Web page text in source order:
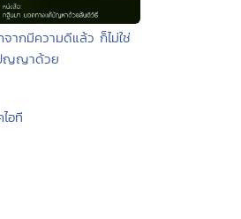
ากมีความดีแล้ว ก็ไม่ใช่
ญญาด้วย
อที